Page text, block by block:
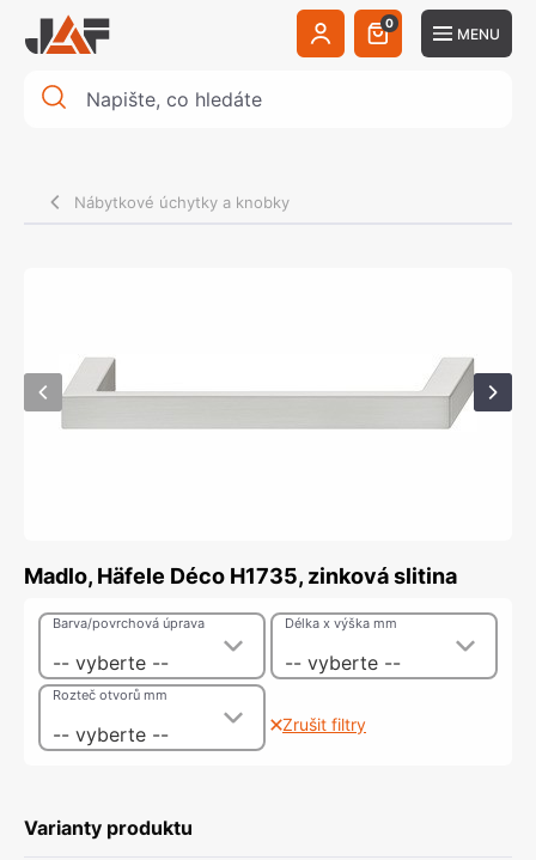
0
MENU
Nábytkové úchytky a knobky
Madlo, Häfele Déco H1735, zinková slitina
-- vyberte --
Barva/povrchová úprava
-- vyberte --
Délka x výška mm
-- vyberte --
Rozteč otvorů mm
Zrušit filtry
Varianty produktu